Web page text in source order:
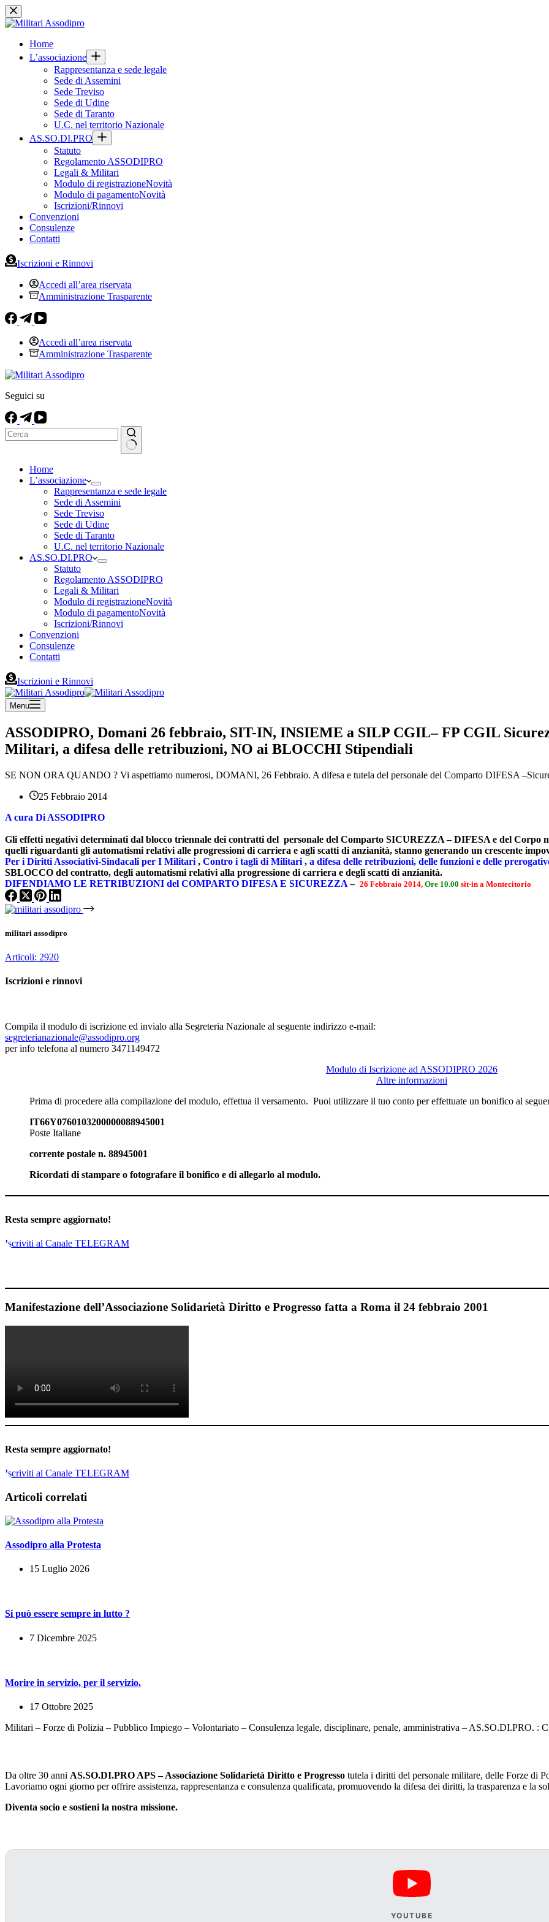
Salta
al
Home
L’associazione
Rappresentanza e sede legale
Sede di Assemini
Sede Treviso
Sede di Udine
Sede di Taranto
U.C. nel territorio Nazionale
AS.SO.DI.PRO
Statuto
Regolamento ASSODIPRO
Legali & Militari
Modulo di registrazioneNovità
Modulo di pagamentoNovità
Iscrizioni/Rinnovi
Convenzioni
Consulenze
Contatti
Iscrizioni e Rinnovi
Accedi all’area riservata
Amministrazione Trasparente
Accedi all’area riservata
Amministrazione Trasparente
Seguici su
risultatoHome
L’associazione
Rappresentanza e sede legale
Sede di Assemini
Sede Treviso
Sede di Udine
Sede di Taranto
U.C. nel territorio Nazionale
AS.SO.DI.PRO
Statuto
Regolamento ASSODIPRO
Legali & Militari
Modulo di registrazioneNovità
Modulo di pagamentoNovità
Iscrizioni/Rinnovi
Convenzioni
Consulenze
Contatti
Iscrizioni e Rinnovi
Menu
ASSODIPRO, Domani 26 febbraio, SIT-IN, INSIEME a SILP CGIL– FP CGIL
Militari, a difesa delle retribuzioni, NO ai BLOCCHI Stipendiali
SE NON ORA QUANDO ? Vi aspettiamo numerosi, DOMANI, 26 Febbraio. A difesa e tutela del personale del Comparto DIFESA
25 Febbraio 2014
A cura Di ASSODIPRO
Gli effetti negativi determinati dal blocco triennale dei contratti del personale del Comparto SICUREZZA – DIFESA e del Corpo
quelli riguardanti gli automatismi relativi alle progressioni di carriera e agli scatti di anzianità, stanno generando un crescente
Per i Diritti Associativi-Sindacali per I Militari , Contro i tagli di Militari , a difesa delle retribuzioni, delle funzioni e delle
SBLOCCO del contratto, degli automatismi relativi alla progressione di carriera e degli scatti di anzianità.
DIFENDIAMO LE RETRIBUZIONI del COMPARTO DIFESA E SICUREZZA– 26 Febbraio 2014, Ore 10.00 sit-in a Montecitorio
militari assodipro
Articoli: 2920
Iscrizioni e rinnovi
Compila il modulo di iscrizione ed invialo alla Segreteria Nazionale al seguente indirizzo e-mail:
segreterianazionale@assodipro.org
per info telefona al numero 3471149472
Modulo di Iscrizione ad ASSODIPRO 2026
Altre informazioni
Prima di procedere alla compilazione del modulo, effettua il versamento. Puoi utilizzare il tuo conto per effettuate un bonifico al
IT66Y0760103200000088945001
Poste Italiane
corrente postale n. 88945001
Ricordati di stampare o fotografare il bonifico e di allegarlo al modulo.
Resta sempre aggiornato!
Iscriviti al Canale TELEGRAM
Manifestazione dell’Associazione Solidarietà Diritto e Progresso fatta a Roma il 24 febbraio 2001
Resta sempre aggiornato!
Iscriviti al Canale TELEGRAM
Articoli correlati
Assodipro alla Protesta
15 Luglio 2026
Si può essere sempre in lutto ?
7 Dicembre 2025
Morire in servizio, per il servizio.
17 Ottobre 2025
Militari – Forze di Polizia – Pubblico Impiego – Volontariato – Consulenza legale, disciplinare, penale, amministrativa – AS.SO.DI.PRO. :
Da oltre 30 anni AS.SO.DI.PRO APS – Associazione Solidarietà Diritto e Progresso tutela i diritti del personale militare, delle Forze di
Lavoriamo ogni giorno per offrire assistenza, rappresentanza e consulenza qualificata, promuovendo la difesa dei diritti, la trasparenza e la
Diventa socio e sostieni la nostra missione.
YOUTUBE